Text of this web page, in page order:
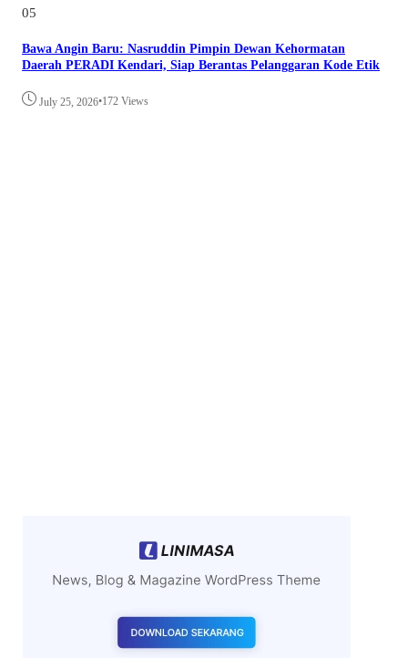
05
Bawa Angin Baru: Nasruddin Pimpin Dewan Kehormatan
Daerah PERADI Kendari, Siap Berantas Pelanggaran Kode Etik
July 25, 2026•172 Views